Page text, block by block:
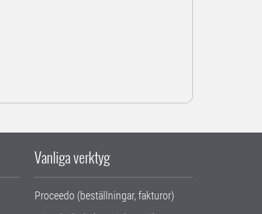
Vanliga verktyg
Proceedo (beställningar, fakturor)